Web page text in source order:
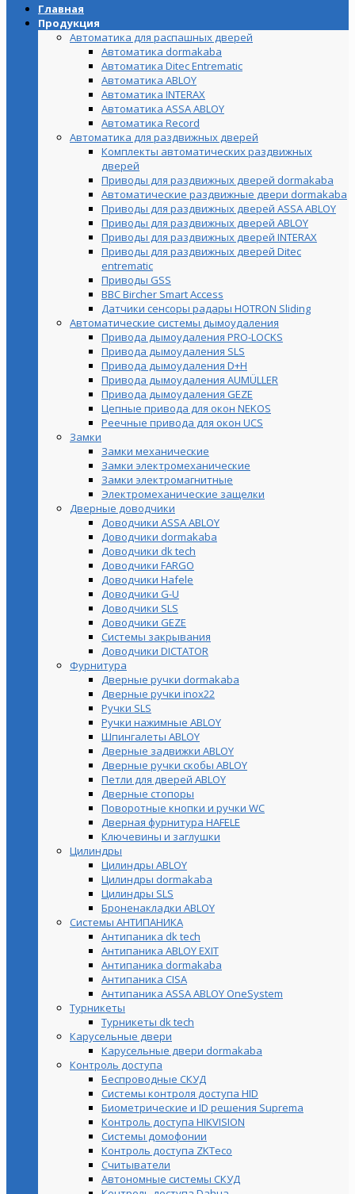
Главная
Продукция
Автоматика для распашных дверей
Автоматика dormakaba
Автоматика Ditec Entrematic
Автоматика ABLOY
Автоматика INTERAX
Автоматика ASSA ABLOY
Автоматика Record
Автоматика для раздвижных дверей
Комплекты автоматических раздвижных
дверей
Приводы для раздвижных дверей dormakaba
Автоматические раздвижные двери dormakaba
Приводы для раздвижных дверей ASSA ABLOY
Приводы для раздвижных дверей ABLOY
Приводы для раздвижных дверей INTERAX
Приводы для раздвижных дверей Ditec
entrematic
Приводы GSS
BBC Bircher Smart Access
Датчики сенсоры радары HOTRON Sliding
Автоматические системы дымоудаления
Привода дымоудаления PRO-LOCKS
Привода дымоудаления SLS
Привода дымоудаления D+H
Привода дымоудаления AUMÜLLER
Привода дымоудаления GEZE
Цепные привода для окон NEKOS
Реечные привода для окон UСS
Замки
Замки механические
Замки электромеханические
Замки электромагнитные
Электромеханические защелки
Дверные доводчики
Доводчики ASSA ABLOY
Доводчики dormakaba
Доводчики dk tech
Доводчики FARGO
Доводчики Hafele
Доводчики G-U
Доводчики SLS
Доводчики GEZE
Cистемы закрывания
Доводчики DICTATOR
Фурнитура
Дверные ручки dormakaba
Дверные ручки inox22
Ручки SLS
Ручки нажимные ABLOY
Шпингалеты ABLOY
Дверные задвижки ABLOY
Дверные ручки скобы ABLOY
Петли для дверей ABLOY
Дверные стопоры
Поворотные кнопки и ручки WC
Дверная фурнитура HAFELE
Ключевины и заглушки
Цилиндры
Цилиндры ABLOY
Цилиндры dormakaba
Цилиндры SLS
Броненакладки ABLOY
Системы АНТИПАНИКА
Антипаника dk tech
Антипаника ABLOY EXIT
Антипаника dormakaba
Антипаника СISA
Антипаника ASSA ABLOY OneSystem
Турникеты
Турникеты dk tech
Карусельные двери
Карусельные двери dormakaba
Контроль доступа
Беспроводные СКУД
Системы контроля доступа HID
Биометрические и ID решения Suprema
Контроль доступа HIKVISION
Системы домофонии
Контроль доступа ZKTeco
Считыватели
Автономные системы СКУД